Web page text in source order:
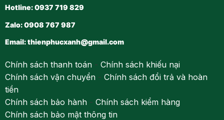
Hotline: 0937 719 829
Zalo: 0908 767 987
Email:thienphucxanh@gmail.com
Chính sách thanh toán- Chính sách khiếu nại
Chính sách vận chuyển- Chính sách đổi trả và hoàn
tiền
Chính sách bảo hành- Chính sách kiểm hàng
Chính sách bảo mật thông tin